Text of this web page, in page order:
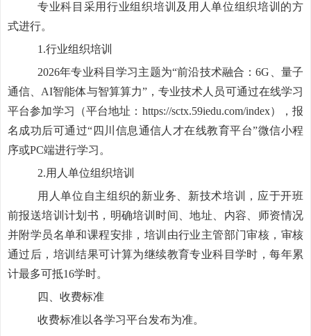
专业科目采用行业组织培训及用人单位组织培训的方
式进行。
1.行业组织培训
2026年专业科目学习主题为“前沿技术融合：6G、量子
通信、AI智能体与智算算力”，专业技术人员可通过在线学习
平台参加学习（平台地址：https://sctx.59iedu.com/index），报
名成功后可通过“四川信息通信人才在线教育平台”微信小程
序或PC端进行学习。
2.用人单位组织培训
用人单位自主组织的新业务、新技术培训，应于开班
前报送培训计划书，明确培训时间、地址、内容、师资情况
并附学员名单和课程安排，培训由行业主管部门审核，审核
通过后，培训结果可计算为继续教育专业科目学时，每年累
计最多可抵16学时。
四、收费标准
收费标准以各学习平台发布为准。